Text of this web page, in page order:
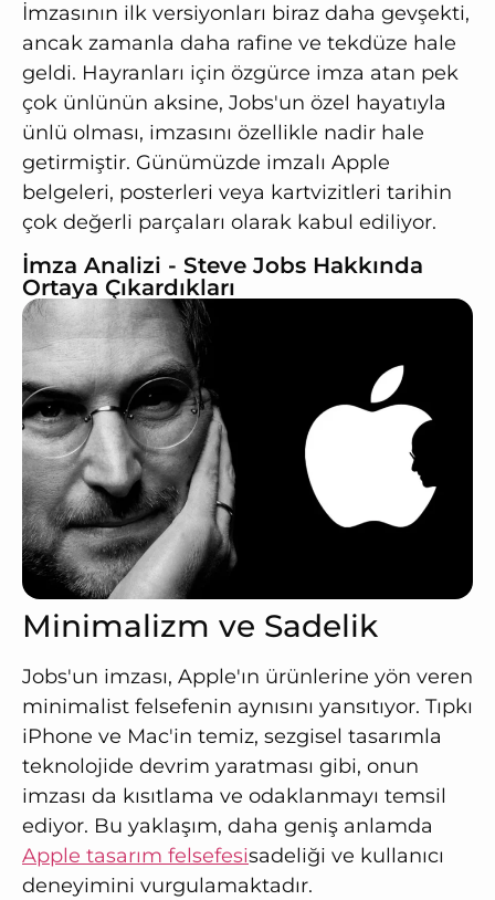
İmzasının ilk versiyonları biraz daha gevşekti,
ancak zamanla daha rafine ve tekdüze hale
geldi. Hayranları için özgürce imza atan pek
çok ünlünün aksine, Jobs'un özel hayatıyla
ünlü olması, imzasını özellikle nadir hale
getirmiştir. Günümüzde imzalı Apple
belgeleri, posterleri veya kartvizitleri tarihin
çok değerli parçaları olarak kabul ediliyor.
İmza Analizi - Steve Jobs Hakkında
Ortaya Çıkardıkları
Minimalizm ve Sadelik
Jobs'un imzası, Apple'ın ürünlerine yön veren
minimalist felsefenin aynısını yansıtıyor. Tıpkı
iPhone ve Mac'in temiz, sezgisel tasarımla
teknolojide devrim yaratması gibi, onun
imzası da kısıtlama ve odaklanmayı temsil
ediyor. Bu yaklaşım, daha geniş anlamda
Apple tasarım felsefesisadeliği ve kullanıcı
deneyimini vurgulamaktadır.